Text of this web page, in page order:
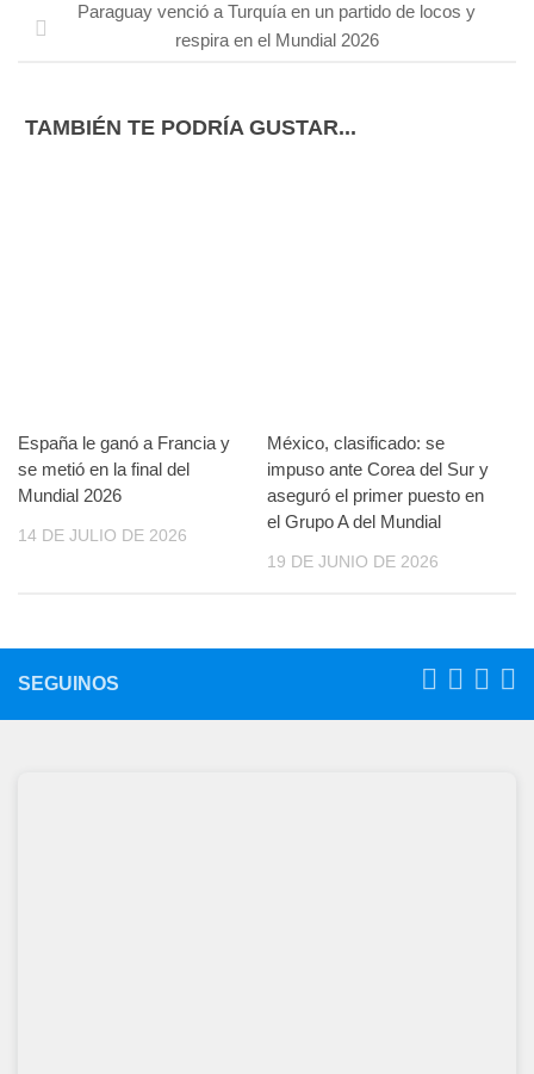
Paraguay venció a Turquía en un partido de locos y
respira en el Mundial 2026
TAMBIÉN TE PODRÍA GUSTAR...
España le ganó a Francia y
se metió en la final del
Mundial 2026
14 DE JULIO DE 2026
México, clasificado: se
impuso ante Corea del Sur y
aseguró el primer puesto en
el Grupo A del Mundial
19 DE JUNIO DE 2026
SEGUINOS